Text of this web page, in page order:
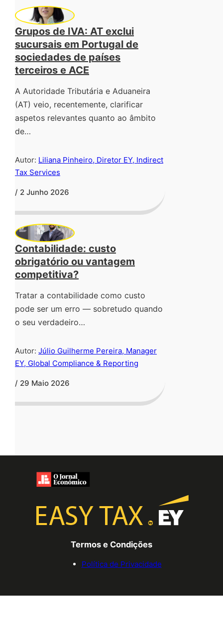
Grupos de IVA: AT exclui
sucursais em Portugal de
sociedades de países
terceiros e ACE
A Autoridade Tributária e Aduaneira
(AT) veio, recentemente, clarificar
aspetos relevantes quanto ao âmbito
de…
Autor: Liliana Pinheiro, Diretor EY, Indirect
Tax Services
/ 2 Junho 2026
Contabilidade: custo
obrigatório ou vantagem
competitiva?
Tratar a contabilidade como custo
pode ser um erro — sobretudo quando
o seu verdadeiro…
Autor: Júlio Guilherme Pereira, Manager
EY, Global Compliance & Reporting
/ 29 Maio 2026
Termos e Condições
Política de Privacidade